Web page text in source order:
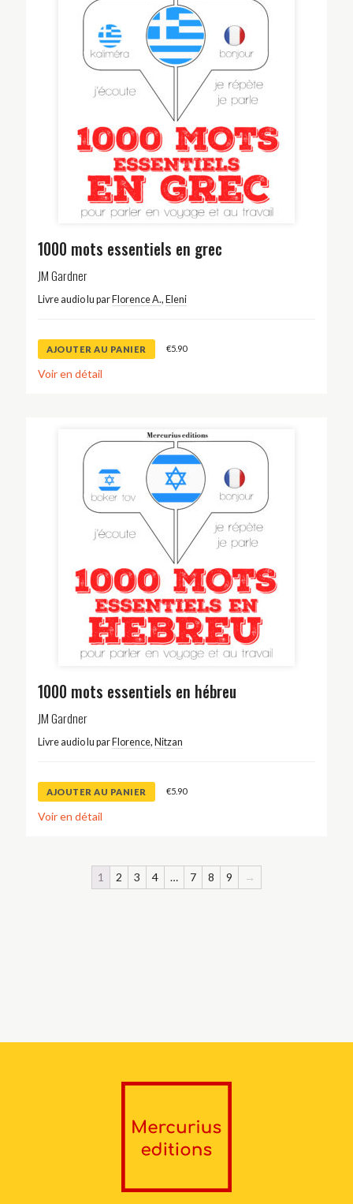
1000 mots essentiels en grec
JM Gardner
Livre audio lu par Florence A., Eleni
AJOUTER AU PANIER €5.90
Voir en détail
1000 mots essentiels en hébreu
JM Gardner
Livre audio lu par Florence, Nitzan
AJOUTER AU PANIER €5.90
Voir en détail
1 2 3 4 … 7 8 9 →